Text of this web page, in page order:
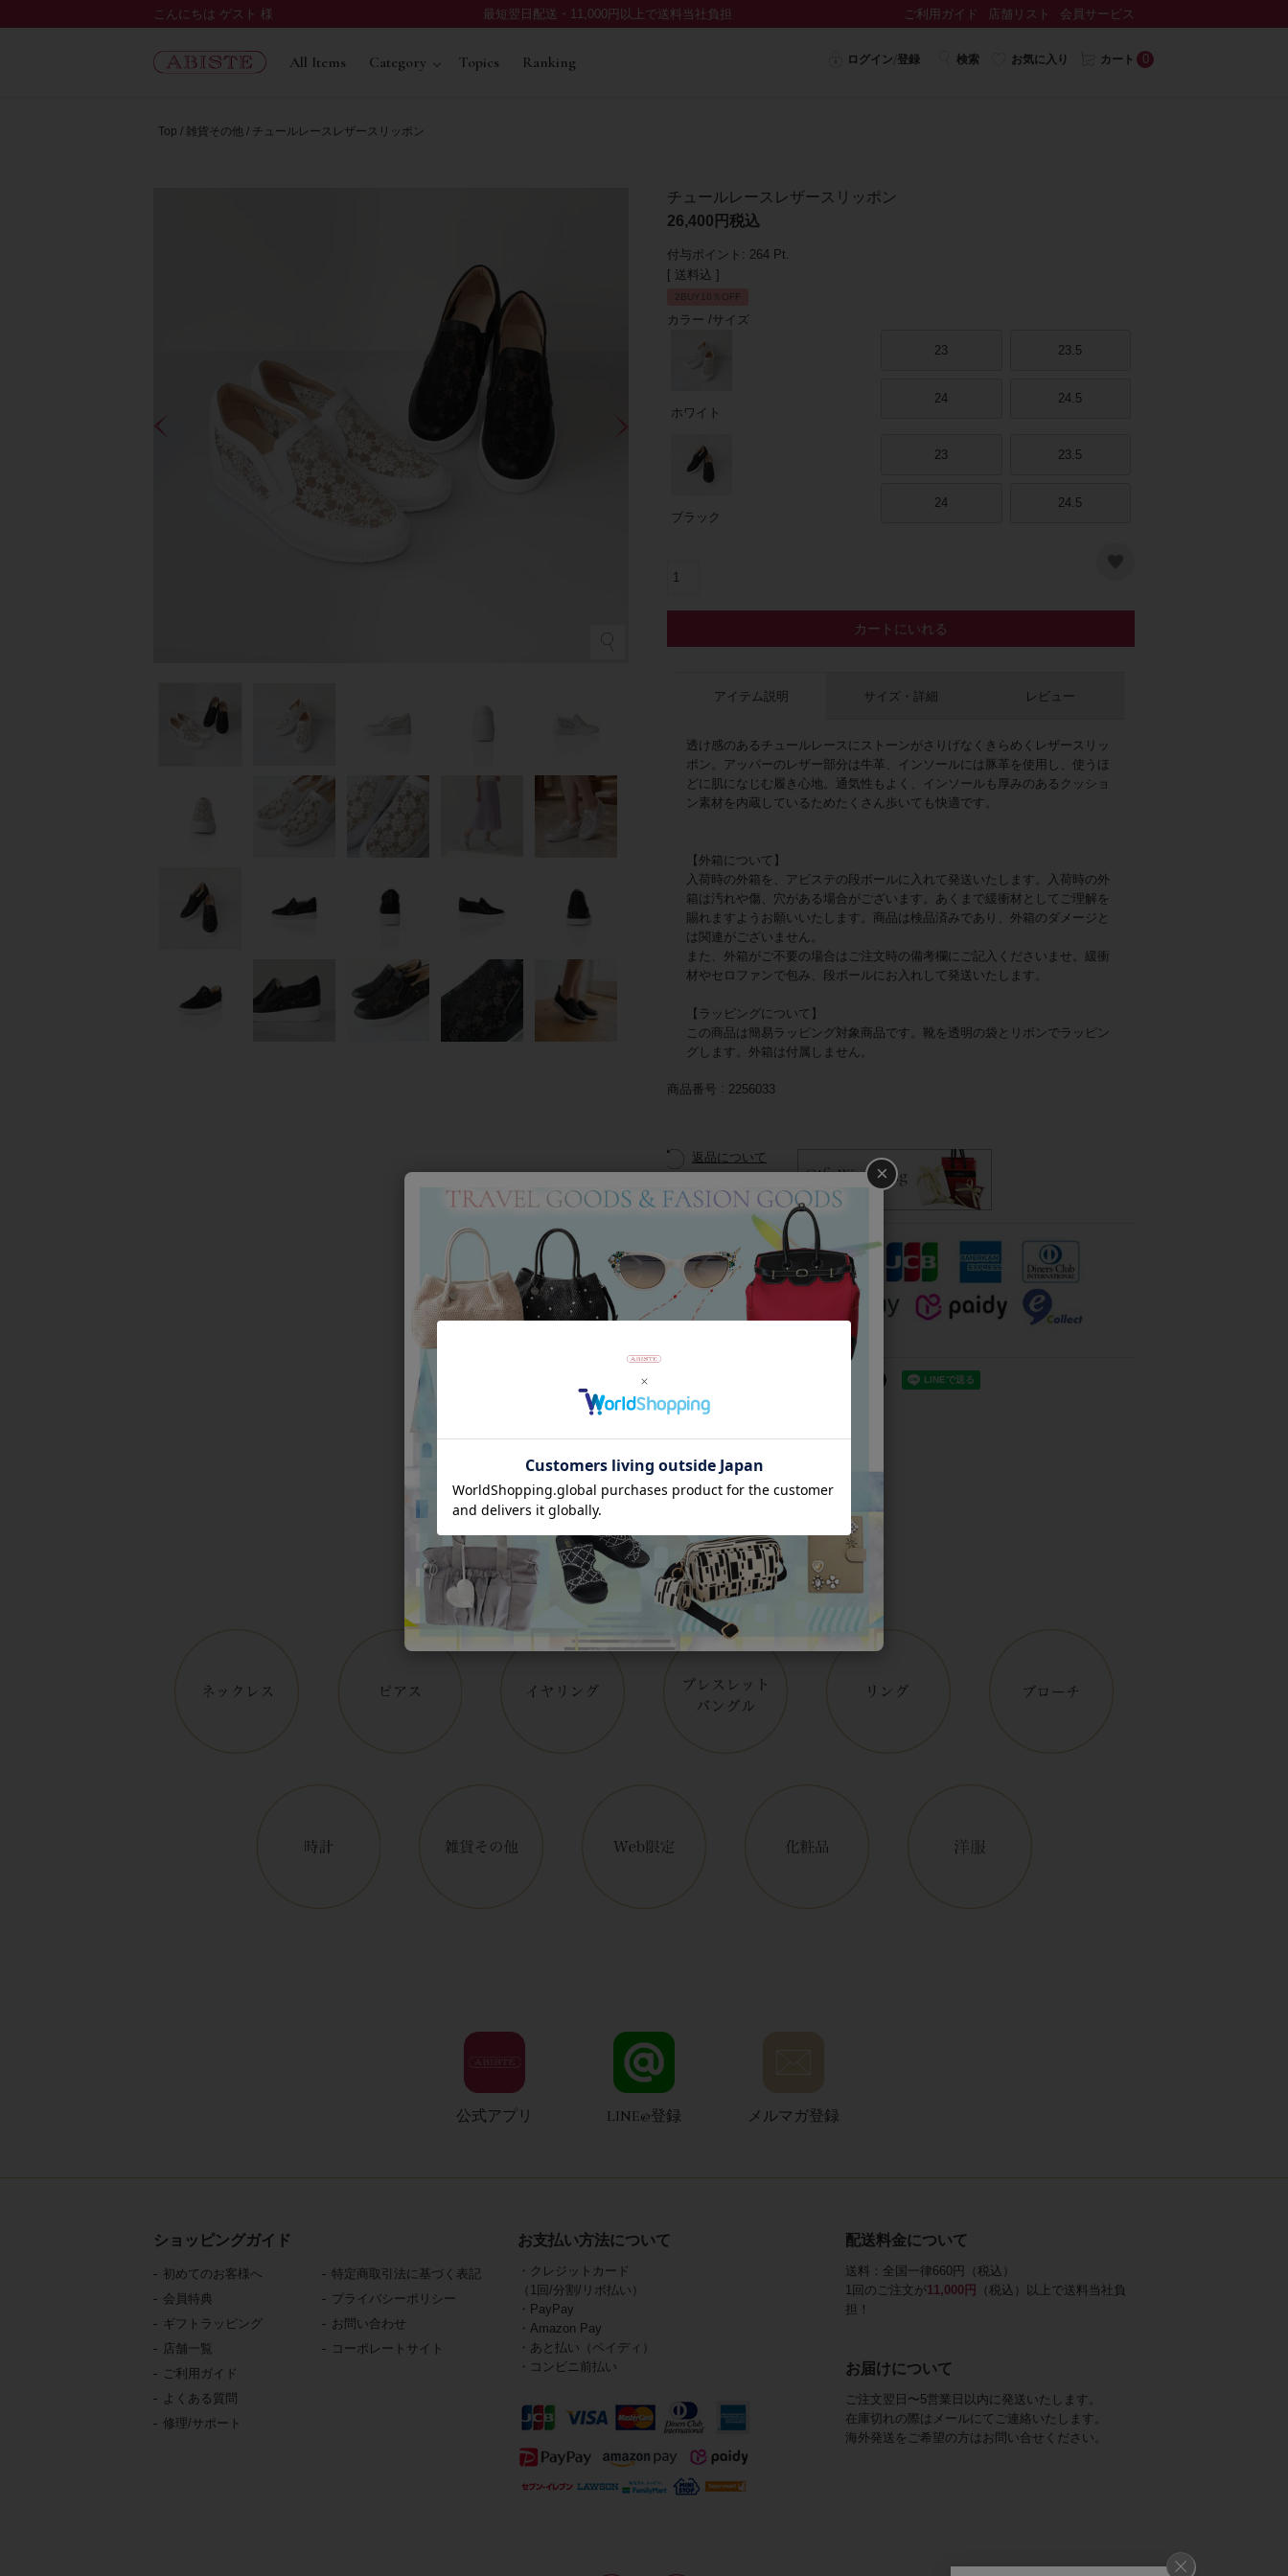
こんにちは ゲスト 様 最短翌日配送・11,000円以上で送料当社負担 ご利用ガイド 店舗リスト 会員サービス
All Items Category Topics Ranking ログイン/登録 検索 お気に入り カート 0
Top 雑貨その他 チュールレースレザースリッポン
チュールレースレザースリッポン
26,400
税込
付与ポイント: 264 Pt.
送料込
2BUY10％OFF
カラー サイズ
ホワイト
23 23.5
24 24.5
ブラック
23 23.5
24 24.5
カートにいれる
アイテム説明
透け感のあるチュールレースにストーンがさりげなくきらめくレザースリッ
ポン。アッパーのレザー部分は牛革、インソールには豚革を使用し、使うほ
どに肌になじむ履き心地。通気性もよく、インソールも厚みのあるクッショ
ン素材を内蔵しているためたくさん歩いても快適です。
【外箱について】
入荷時の外箱を、アビステの段ボールに入れて発送いたします。入荷時の外
箱は汚れや傷、穴がある場合がございます。あくまで緩衝材としてご理解を
賜れますようお願いいたします。商品は検品済みであり、外箱のダメージと
は関連がございません。
また、外箱がご不要の場合はご注文時の備考欄にご記入くださいませ。緩衝
材やセロファンで包み、段ボールにお入れして発送いたします。
【ラッピングについて】
この商品は簡易ラッピング対象商品です。靴を透明の袋とリボンでラッピン
グします。外箱は付属しません。
サイズ・詳細 レビュー
商品番号 2256033
返品について
Category
アイテムカテゴリー
公式アプリ LINE@登録 メルマガ登録
ショッピングガイド
初めてのお客様へ
会員特典
ギフトラッピング
店舗一覧
ご利用ガイド
よくある質問
修理/サポート
特定商取引法に基づく表記
プライバシーポリシー
お問い合わせ
コーポレートサイト
お支払い方法について
・クレジットカード
（1回/分割/リボ払い）
・PayPay
・Amazon Pay
・あと払い（ペイディ）
・コンビニ前払い
配送料金について
送料：全国一律660円（税込）
1回のご注文が11,000円
（税込）以上で送料当社負
担！
お届けについて
ご注文翌日〜5営業日以内に発送いたします。
在庫切れの際はメールにてご連絡いたします。
海外発送をご希望の方はお問い合せください。
×